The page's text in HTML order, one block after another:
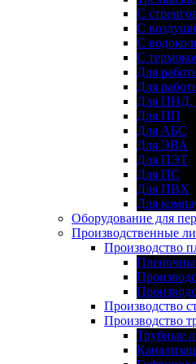
С
С
С
С
Для
Для
Для
Для ПП
Для АБС
Для ЭВА
Для ПЭТ
Для ПС
Для ПВХ
Для
Оборудование для
Производственные
Производство
Производство
Производство
Трубные